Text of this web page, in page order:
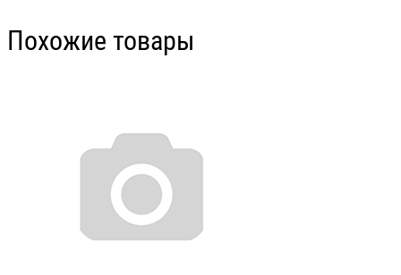
Похожие товары